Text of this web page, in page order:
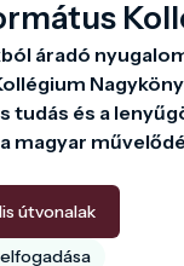
áradó
tudás és a
magyar
útvonalak